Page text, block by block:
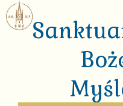
Skip to main content